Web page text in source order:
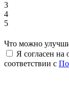
3
4
5
Что можно
Я согласен на
соответствии с